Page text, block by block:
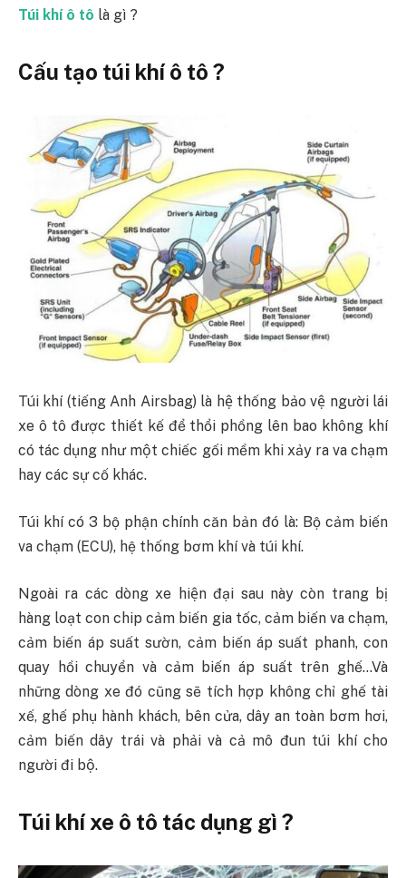
Túi khí ô tô là gì ?
Cấu tạo túi khí ô tô ?
Túi khí (tiếng Anh Airsbag) là hệ thống bảo vệ người lái
xe ô tô được thiết kế để thổi phồng lên bao không khí
có tác dụng như một chiếc gối mềm khi xảy ra va chạm
hay các sự cố khác.
Túi khí có 3 bộ phận chính căn bản đó là: Bộ cảm biến
va chạm (ECU), hệ thống bơm khí và túi khí.
Ngoài ra các dòng xe hiện đại sau này còn trang bị
hàng loạt con chip cảm biến gia tốc, cảm biến va chạm,
cảm biến áp suất sườn, cảm biến áp suất phanh, con
quay hồi chuyển và cảm biến áp suất trên ghế…Và
những dòng xe đó cũng sẽ tích hợp không chỉ ghế tài
xế, ghế phụ hành khách, bên cửa, dây an toàn bơm hơi,
cảm biến dây trái và phải và cả mô đun túi khí cho
người đi bộ.
Túi khí xe ô tô tác dụng gì ?